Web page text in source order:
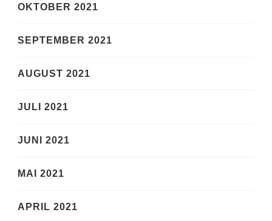
OKTOBER 2021
SEPTEMBER 2021
AUGUST 2021
JULI 2021
JUNI 2021
MAI 2021
APRIL 2021